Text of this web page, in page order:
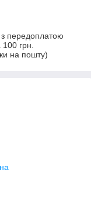
передоплатою
100 грн.
на пошту)